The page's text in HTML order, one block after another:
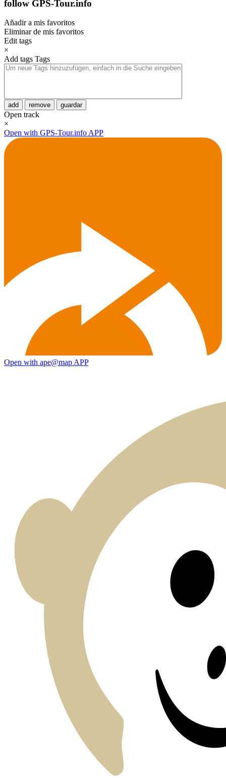
follow GPS-Tour.info
Añadir a mis favoritos
Eliminar de mis favoritos
Edit tags
×
Add tags Tags
add remove guardar
Open track
×
Open with GPS-Tour.info APP
Open with ape@map APP